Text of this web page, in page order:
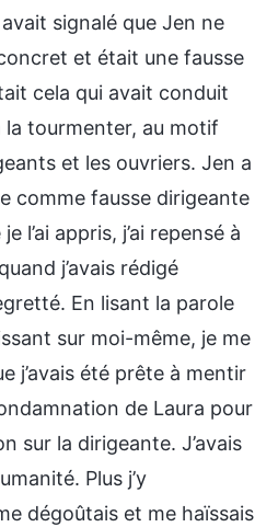
signalé que Jen ne
et était une fausse
cela qui avait conduit
tourmenter, au motif
et les ouvriers. Jen a
comme fausse dirigeante
l’ai appris, j’ai repensé à
j’avais rédigé
En lisant la parole
sur moi-même, je me
j’avais été prête à mentir
de Laura pour
sur la dirigeante. J’avais
Plus j’y
dégoûtais et me haïssais